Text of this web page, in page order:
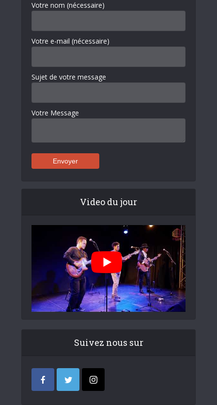
Votre nom (nécessaire)
Votre e-mail (nécessaire)
Sujet de votre message
Votre Message
Video du jour
Suivez nous sur